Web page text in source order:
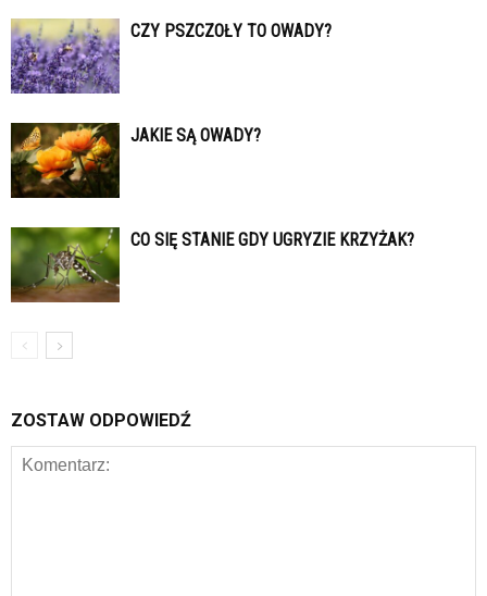
CZY PSZCZOŁY TO OWADY?
JAKIE SĄ OWADY?
CO SIĘ STANIE GDY UGRYZIE KRZYŻAK?
ZOSTAW ODPOWIEDŹ